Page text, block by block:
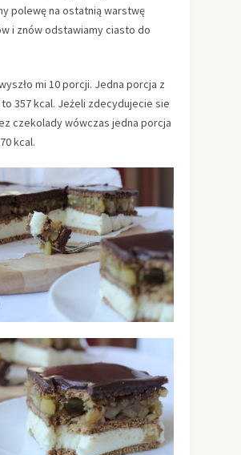
polewę na ostatnią warstwę
i znów odstawiamy ciasto do
mi 10 porcji. Jedna porcja z
357 kcal. Jeżeli zdecydujecie sie
czekolady wówczas jedna porcja
kcal.